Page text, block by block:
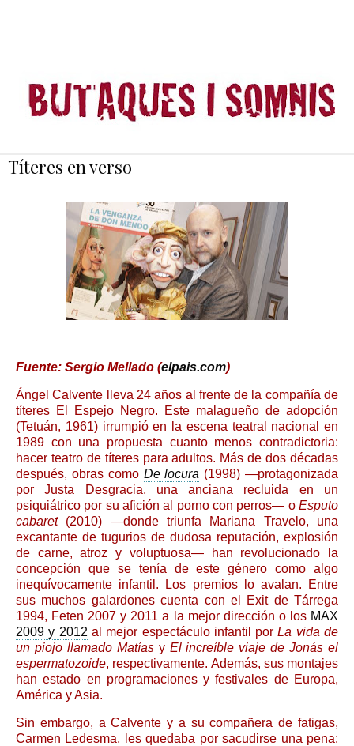
Títeres en verso
Fuente: Sergio Mellado (elpais.com)
Ángel Calvente lleva 24 años al frente de la compañía de
títeres El Espejo Negro. Este malagueño de adopción
(Tetuán, 1961) irrumpió en la escena teatral nacional en
1989 con una propuesta cuanto menos contradictoria:
hacer teatro de títeres para adultos. Más de dos décadas
después, obras como De locura (1998) —protagonizada
por Justa Desgracia, una anciana recluida en un
psiquiátrico por su afición al porno con perros— o Esputo
cabaret(2010) —donde triunfa Mariana Travelo, una
excantante de tugurios de dudosa reputación, explosión
de carne, atroz y voluptuosa— han revolucionado la
concepción que se tenía de este género como algo
inequívocamente infantil. Los premios lo avalan. Entre
sus muchos galardones cuenta con el Exit de Tárrega
1994, Feten 2007 y 2011 a la mejor dirección o los MAX
2009 y 2012 al mejor espectáculo infantil porLa vida de
un piojo llamado Matíasy El increíble viaje de Jonás el
espermatozoide, respectivamente. Además, sus montajes
han estado en programaciones y festivales de Europa,
América y Asia.
Sin embargo, a Calvente y a su compañera de fatigas,
Carmen Ledesma, les quedaba por sacudirse una pena: